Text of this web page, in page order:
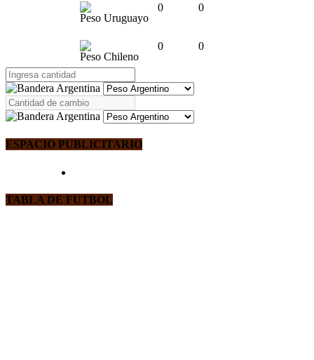
Peso Uruguayo
0 0
Peso Chileno
0 0
ESPACIO PUBLICITARIO
TABLA DE FUTBOL